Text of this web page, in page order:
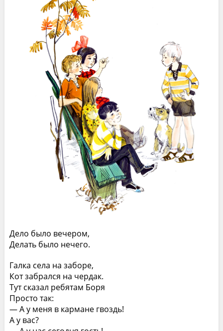
Дело было вечером,
Делать было нечего.
Галка села на заборе,
Кот забрался на чердак.
Тут сказал ребятам Боря
Просто так:
— А у меня в кармане гвоздь!
А у вас?